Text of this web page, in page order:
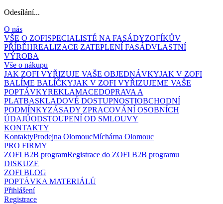
Odesílání...
O nás
VŠE O ZOFISPECIALISTÉ NA FASÁDYZOFÍKŮV
PŘÍBĚHREALIZACE ZATEPLENÍ FASÁDVLASTNÍ
VÝROBA
Vše o nákupu
JAK ZOFI VYŘIZUJE VAŠE OBJEDNÁVKYJAK V ZOFI
BALÍME BALÍČKYJAK V ZOFI VYŘIZUJEME VAŠE
POPTÁVKYREKLAMACEDOPRAVA A
PLATBASKLADOVÉ DOSTUPNOSTIOBCHODNÍ
PODMÍNKYZÁSADY ZPRACOVÁNÍ OSOBNÍCH
ÚDAJŮODSTOUPENÍ OD SMLOUVY
KONTAKTY
KontaktyProdejna OlomoucMíchárna Olomouc
PRO FIRMY
ZOFI B2B programRegistrace do ZOFI B2B programu
DISKUZE
ZOFI BLOG
POPTÁVKA MATERIÁLŮ
Přihlášení
Registrace